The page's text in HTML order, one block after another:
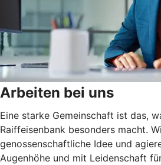
Arbeiten bei uns
Eine starke Gemeinschaft ist das,
Raiffeisenbank besonders macht.
genossenschaftliche Idee und
Augenhöhe und mit Leidenschaft